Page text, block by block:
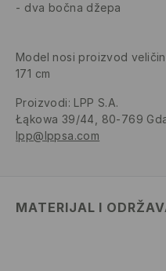
dva bočna džepa
Model nosi proizvod
171 cm
Proizvodi: LPP S.A.
Łąkowa 39/44, 80-769
lpp@lppsa.com
MATERIJAL I